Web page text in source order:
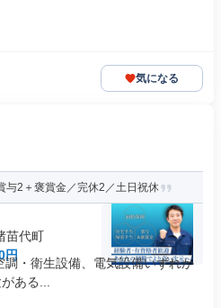
気になる
与2＋褒賞金／完休2／土日祝休
苗代町
円
・衛生設備、電気設備いずれか
ある...